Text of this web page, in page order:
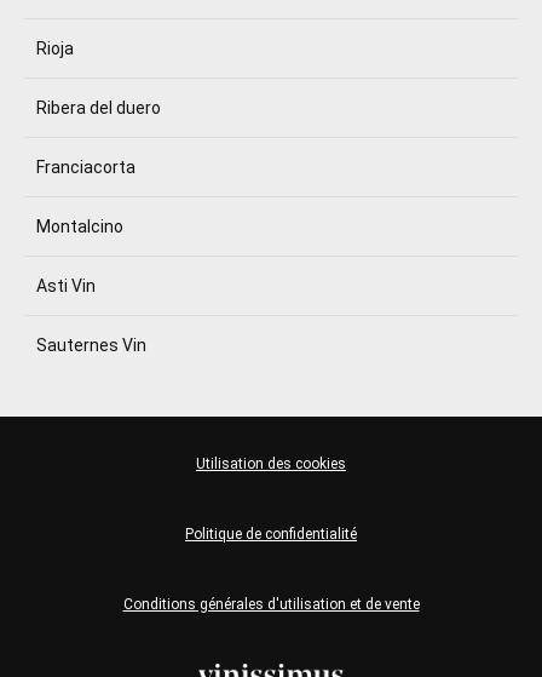
Rioja
Ribera del duero
Franciacorta
Montalcino
Asti Vin
Sauternes Vin
Conditions générales d'utilisation et de vente
Politique de confidentialité
Utilisation des cookies